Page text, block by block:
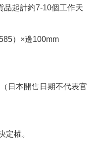
品起計約7-10個工作天
）×邊100mm
日本開售日期不代表官
定權。